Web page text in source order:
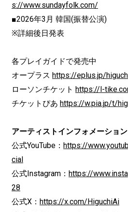
s://www.sundayfolk.com/
■2026年3月 韓国(振替公演)
※詳細後日発表
各プレイガイドで発売中
オープラス https://eplus.jp/
ローソンチケット https://l-
チケットぴあ https://w.pia.jp/t/
アーティストインフォメーション
公式YouTube： https://
cial
公式Instagram： https://
28
公式X： https://x.com/HiguchiAi